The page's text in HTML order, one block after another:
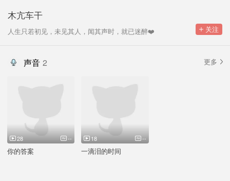
木亢车干
人生只若初见，未见其人，闻其声时，就已迷醉❤️ 关注
声音 2 更多
你的答案
28 --
一滴泪的时间
18 --